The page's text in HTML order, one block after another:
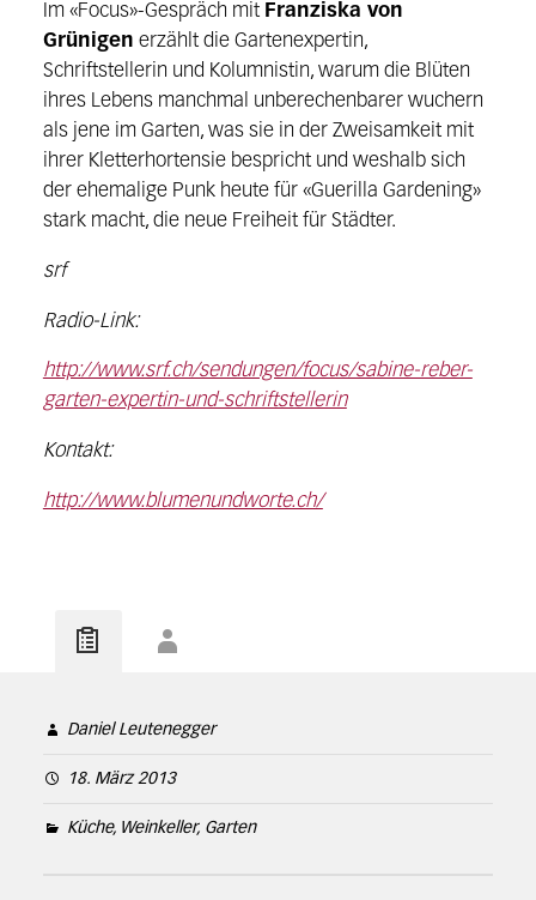
Im «Focus»-Gespräch mit Franziska von
Grünigen erzählt die Gartenexpertin,
Schriftstellerin und Kolumnistin, warum die Blüten
ihres Lebens manchmal unberechenbarer wuchern
als jene im Garten, was sie in der Zweisamkeit mit
ihrer Kletterhortensie bespricht und weshalb sich
der ehemalige Punk heute für «Guerilla Gardening»
stark macht, die neue Freiheit für Städter.
srf
Radio-Link:
http://www.srf.ch/sendungen/focus/sabine-reber-
garten-expertin-und-schriftstellerin
Kontakt:
http://www.blumenundworte.ch/
Daniel Leutenegger
18. März 2013
Küche, Weinkeller, Garten